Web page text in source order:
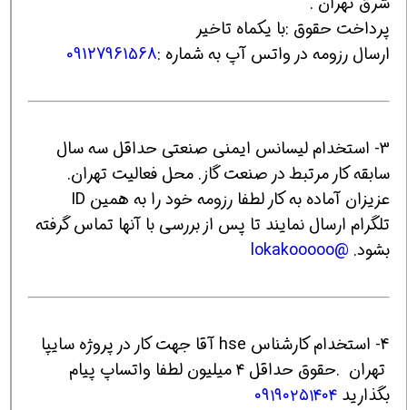
پرداخت حقوق :با یکماه تاخیر
ارسال رزومه در واتس آپ به شماره :09127961568
3- استخدام لیسانس ایمنی صنعتی حداقل سه سال
سابقه کار مرتبط در صنعت گاز. محل فعالیت تهران.
عزیزان آماده به کار لطفا رزومه خود را به همین ID
تلگرام ارسال نمایند تا پس از بررسی با آنها تماس گرفته
بشود. @lokakooooo
4- استخدام کارشناس hse آقا جهت کار در پروژه سایپا
تهران .حقوق حداقل ۴ میلیون لطفا واتساپ پیام
بگذارید ۰۹۱۹۰۲۵۱۴۰۴